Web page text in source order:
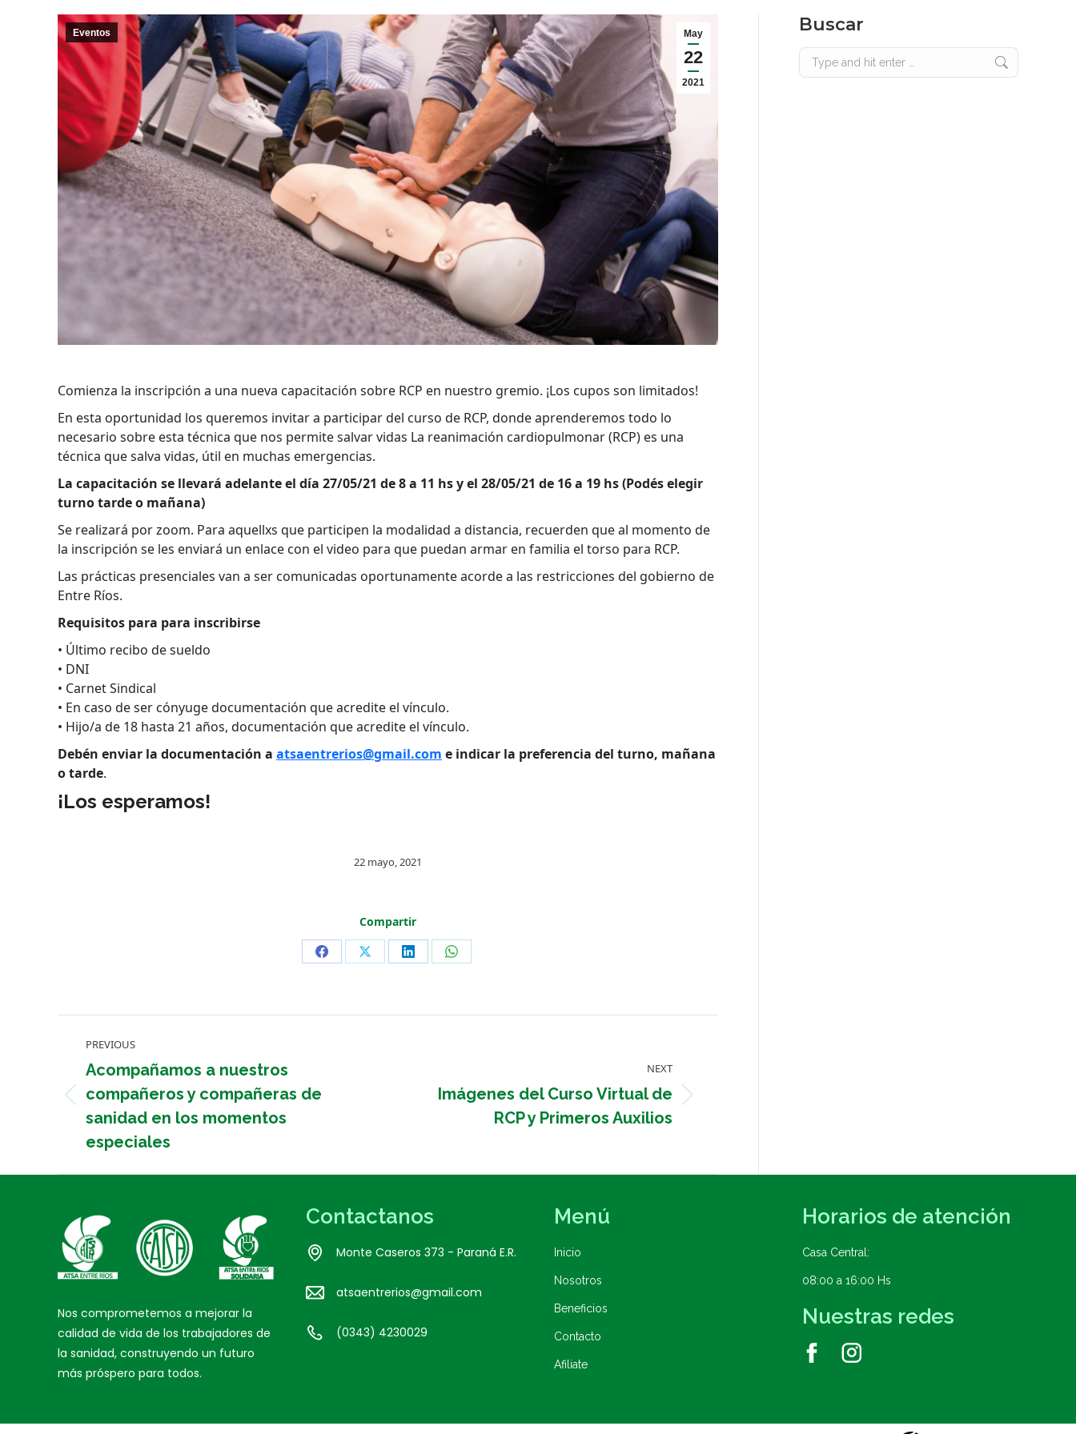
May
22
2021
Eventos
Comienza la inscripción a una nueva capacitación sobre RCP en nuestro gremio. ¡Los cupos son limitados!
En esta oportunidad los queremos invitar a participar del curso de RCP, donde aprenderemos todo lo
necesario sobre esta técnica que nos permite salvar vidas La reanimación cardiopulmonar (RCP) es una
técnica que salva vidas, útil en muchas emergencias.
La capacitación se llevará adelante el día 27/05/21 de 8 a 11 hs y el 28/05/21 de 16 a 19 hs (Podés elegir
turno tarde o mañana)
Se realizará por zoom. Para aquellxs que participen la modalidad a distancia, recuerden que al momento de
la inscripción se les enviará un enlace con el video para que puedan armar en familia el torso para RCP.
Las prácticas presenciales van a ser comunicadas oportunamente acorde a las restricciones del gobierno de
Entre Ríos.
Requisitos para para inscribirse
• Último recibo de sueldo
• DNI
• Carnet Sindical
• En caso de ser cónyuge documentación que acredite el vínculo.
• Hijo/a de 18 hasta 21 años, documentación que acredite el vínculo.
Debén enviar la documentación a atsaentrerios@gmail.com e indicar la preferencia del turno, mañana
o tarde.
¡Los esperamos!
22 mayo, 2021
Compartir
Share Share Share Share
navigation
PREVIOUS
Previous
post:
Acompañamos a nuestros
compañeros y compañeras de
sanidad en los momentos
especiales
NEXT
Imágenes del Curso Virtual de
RCP y Primeros Auxilios
Buscar
Search:
Nos comprometemos a mejorar la
calidad de vida de los trabajadores de
la sanidad, construyendo un futuro
más próspero para todos.
Contactanos
Monte Caseros 373 - Paraná E.R.
atsaentrerios@gmail.com
(0343) 4230029
Menú
Inicio
Nosotros
Beneficios
Contacto
Afiliate
Horarios de atención
Casa Central:
08:00 a 16:00 Hs
Nuestras redes